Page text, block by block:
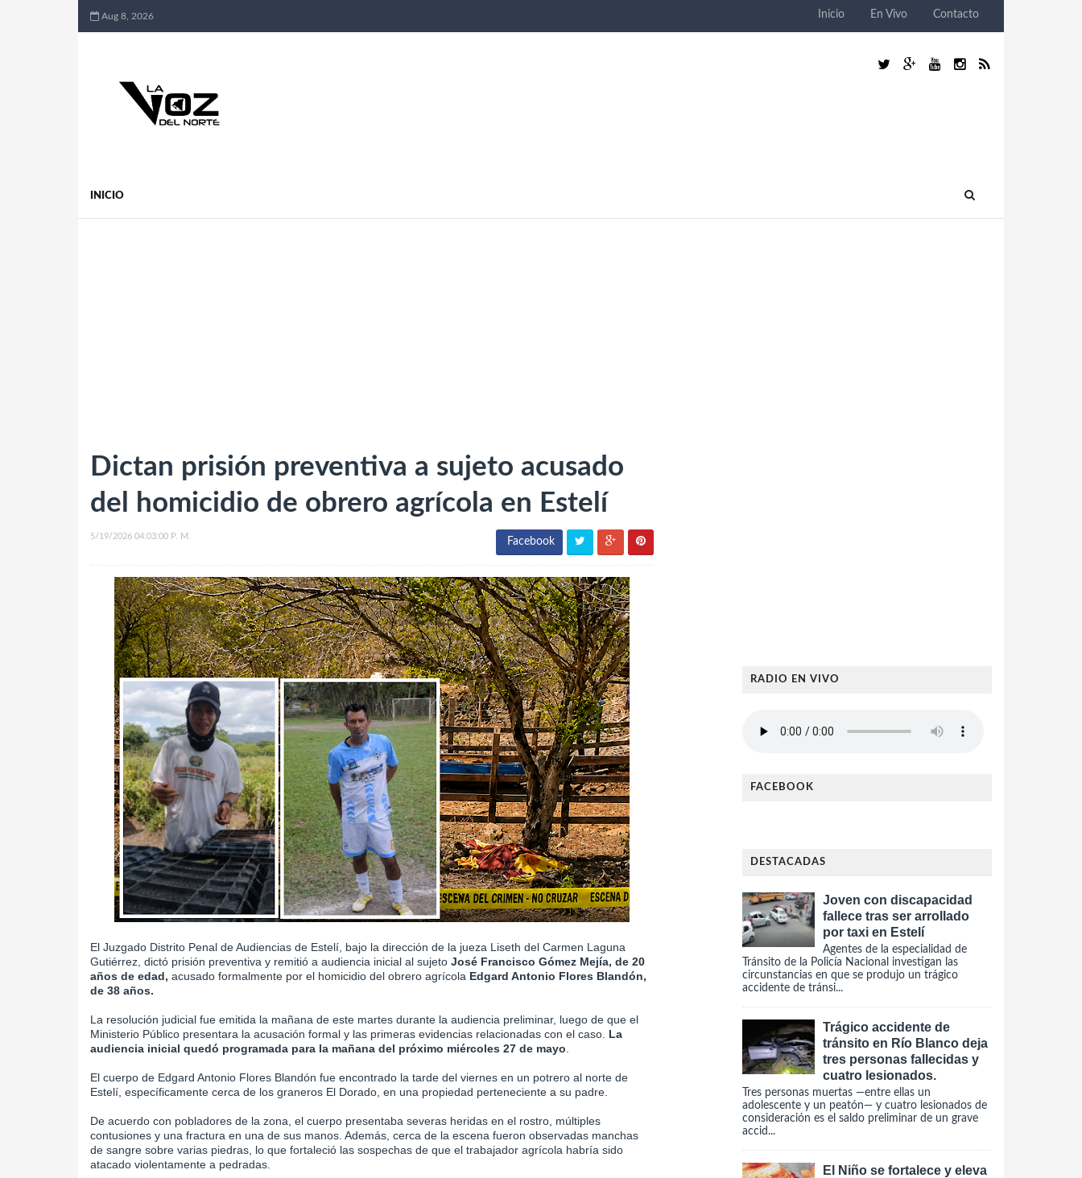
Aug 8, 2026 Inicio En Vivo Contacto
INICIO
Dictan prisión preventiva a sujeto acusado
del homicidio de obrero agrícola en Estelí
5/19/2026 04:03:00 P. M. Facebook
El Juzgado Distrito Penal de Audiencias de Estelí, bajo la dirección de la jueza Liseth del Carmen Laguna
Gutiérrez, dictó prisión preventiva y remitió a audiencia inicial al sujeto José Francisco Gómez Mejía, de 20
años de edad, acusado formalmente por el homicidio del obrero agrícola Edgard Antonio Flores Blandón,
de 38 años.
La resolución judicial fue emitida la mañana de este martes durante la audiencia preliminar, luego de que el
Ministerio Público presentara la acusación formal y las primeras evidencias relacionadas con el caso. La
audiencia inicial quedó programada para la mañana del próximo miércoles 27 de mayo
El cuerpo de Edgard Antonio Flores Blandón fue encontrado la tarde del viernes en un potrero al norte de
Estelí, específicamente cerca de los graneros El Dorado, en una propiedad perteneciente a su padre.
De acuerdo con pobladores de la zona, el cuerpo presentaba severas heridas en el rostro, múltiples
contusiones y una fractura en una de sus manos. Además, cerca de la escena fueron observadas manchas
de sangre sobre varias piedras, lo que fortaleció las sospechas de que el trabajador agrícola habría sido
atacado violentamente a pedradas.
RADIO EN VIVO
FACEBOOK
DESTACADAS
Joven con discapacidad
fallece tras ser arrollado
por taxi en Estelí
Agentes de la especialidad de
Tránsito de la Policía Nacional investigan las
circunstancias en que se produjo un trágico
accidente de tránsi...
Trágico accidente de
tránsito en Río Blanco deja
tres personas fallecidas y
cuatro lesionados.
Tres personas muertas —entre ellas un
adolescente y un peatón— y cuatro lesionados de
consideración es el saldo preliminar de un grave
accid...
El Niño se fortalece y eleva